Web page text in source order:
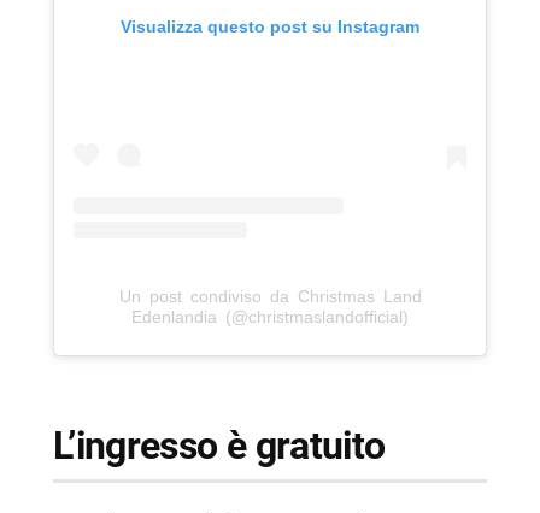
Visualizza questo post su Instagram
Un post condiviso da Christmas Land
Edenlandia (@christmaslandofficial)
L’ingresso è gratuito